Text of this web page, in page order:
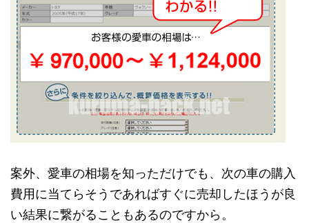
案外、愛車の相場を知っただけでも、次の車の購入
費用に当てらそうであればすぐに売却したほうが良
い結果に繋がることもあるのですから。